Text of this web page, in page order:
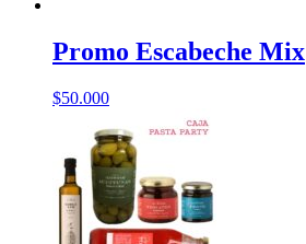
Promo Escabeche Mix
$50.000